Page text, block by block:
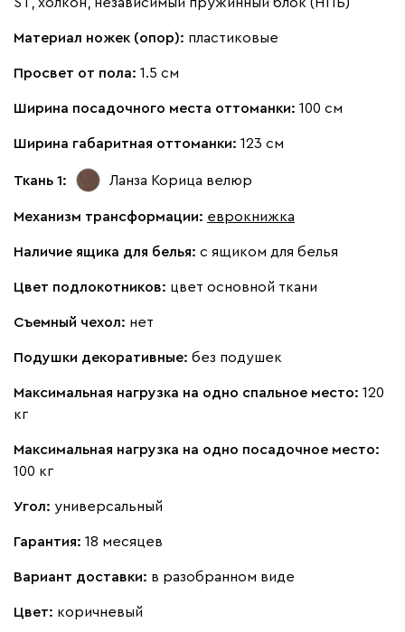
Материал ножек (опор): пластиковые
Просвет от пола: 1.5 см
Ширина посадочного места оттоманки: 100 см
Ширина габаритная оттоманки: 123 см
Ткань 1: Ланза Корица велюр
Механизм трансформации: еврокнижка
Наличие ящика для белья: с ящиком для белья
Цвет подлокотников: цвет основной ткани
Съемный чехол: нет
Подушки декоративные: без подушек
Максимальная нагрузка на одно спальное место: 120
кг
Максимальная нагрузка на одно посадочное место:
100 кг
Угол: универсальный
Гарантия: 18 месяцев
Вариант доставки: в разобранном виде
Цвет: коричневый